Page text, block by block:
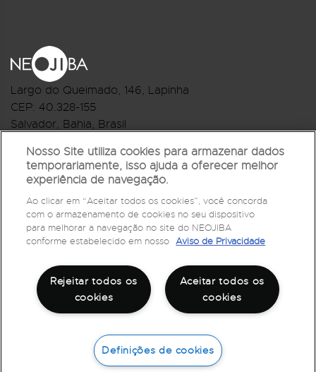
Largo do Queimado, 146, Lapinha
CEP: 40.328-155
Salvador, Bahia, Brasil
R.Monte Castelo Nº 62, Bairro Barbalho
CEP: 40.301-210
Salvador, Bahia, Brasil
Telefone:(71) 3032-1073
2026Todos os direitos reservados
Nosso Site utiliza cookies para armazenar dados
temporariamente, isso ajuda a oferecer melhor
experiência de navegação.
Ao clicar em “Aceitar todos os cookies”, você concorda
com o armazenamento de cookies no seu dispositivo
para melhorar a navegação no site do NEOJIBA
conforme estabelecido em nosso Aviso de Privacidade
Aceitar todos os
cookies
Rejeitar todos os
cookies
Definições de cookies